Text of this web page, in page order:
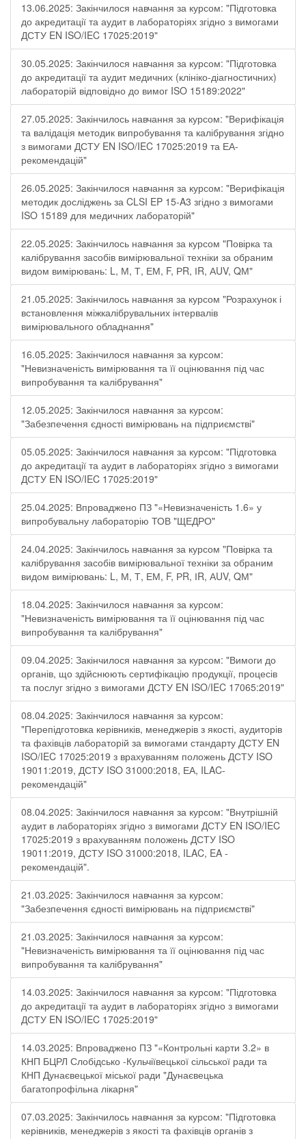
13.06.2025: Закінчилося навчання за курсом: "Підготовка
до акредитації та аудит в лабораторіях згідно з вимогами
ДСТУ EN ISO/IEC 17025:2019"
30.05.2025: Закінчилося навчання за курсом: "Підготовка
до акредитації та аудит медичних (клініко-діагностичних)
лабораторій відповідно до вимог ISO 15189:2022"
27.05.2025: Закінчилось навчання за курсом: "Верифікація
та валідація методик випробування та калібрування згідно
з вимогами ДСТУ EN ISO/IEC 17025:2019 та ЕА-
рекомендацій"
26.05.2025: Закінчилося навчання за курсом: "Верифікація
методик досліджень за CLSI EP 15-A3 згідно з вимогами
ISO 15189 для медичних лабораторій"
22.05.2025: Закінчилось навчання за курсом "Повірка та
калібрування засобів вимірювальної техніки за обраним
видом вимірювань: L, М, Т, ЕМ, F, РR, ІR, АUV, QМ"
21.05.2025: Закінчилось навчання за курсом "Розрахунок і
встановлення міжкалібрувальних інтервалів
вимірювального обладнання"
16.05.2025: Закінчилося навчання за курсом:
"Невизначеність вимірювання та її оцінювання під час
випробування та калібрування"
12.05.2025: Закінчилося навчання за курсом:
"Забезпечення єдності вимірювань на підприємстві"
05.05.2025: Закінчилося навчання за курсом: "Підготовка
до акредитації та аудит в лабораторіях згідно з вимогами
ДСТУ EN ISO/IEC 17025:2019"
25.04.2025: Впроваджено ПЗ "«Невизначеність 1.6» у
випробувальну лабораторію ТОВ "ЩЕДРО"
24.04.2025: Закінчилось навчання за курсом "Повірка та
калібрування засобів вимірювальної техніки за обраним
видом вимірювань: L, М, Т, ЕМ, F, РR, ІR, АUV, QМ"
18.04.2025: Закінчилося навчання за курсом:
"Невизначеність вимірювання та її оцінювання під час
випробування та калібрування"
09.04.2025: Закінчилося навчання за курсом: "Вимоги до
органів, що здійснюють сертифікацію продукції, процесів
та послуг згідно з вимогами ДСТУ EN ISO/IEC 17065:2019"
08.04.2025: Закінчилося навчання за курсом:
"Перепідготовка керівників, менеджерів з якості, аудиторів
та фахівців лабораторій за вимогами стандарту ДСТУ EN
ISO/IEC 17025:2019 з врахуванням положень ДСТУ ISO
19011:2019, ДСТУ ISO 31000:2018, ЕА, ILAC-
рекомендацій"
08.04.2025: Закінчилося навчання за курсом: "Внутрішній
аудит в лабораторіях згідно з вимогами ДСТУ EN ISO/IEC
17025:2019 з врахуванням положень ДСТУ ISO
19011:2019, ДСТУ ISO 31000:2018, ILAC, EA -
рекомендацій".
21.03.2025: Закінчилося навчання за курсом:
"Забезпечення єдності вимірювань на підприємстві"
21.03.2025: Закінчилося навчання за курсом:
"Невизначеність вимірювання та її оцінювання під час
випробування та калібрування"
14.03.2025: Закінчилося навчання за курсом: "Підготовка
до акредитації та аудит в лабораторіях згідно з вимогами
ДСТУ EN ISO/IEC 17025:2019"
14.03.2025: Впроваджено ПЗ "«Контрольні карти 3.2» в
КНП БЦРЛ Слобідсько -Кульчіївецької сільської ради та
КНП Дунаєвецької міської ради "Дунаєвецька
багатопрофільна лікарня"
07.03.2025: Закінчилось навчання за курсом: "Підготовка
керівників, менеджерів з якості та фахівців органів з